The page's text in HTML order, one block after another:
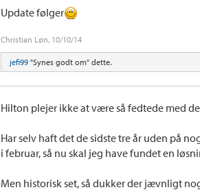
Update følger
Christian Løn, 10/10/14
jefi99 "Synes godt om" dette.
Hilton plejer ikke at være så fedtede med
Har selv haft det de sidste tre år uden på
i februar, så nu skal jeg have fundet en
Men historisk set, så dukker der jævnligt